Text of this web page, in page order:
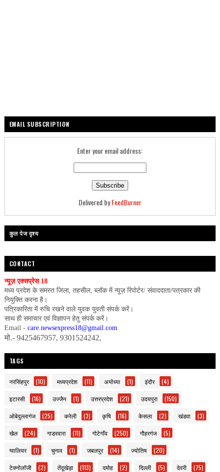
EMAIL SUBSCRIPTION
Enter your email address:
Delivered byFeedBurner
कुल पेज दृश्य
CONTACT
न्यूज़ एक्सप्रेस 18
मध्य प्रदेश के समस्त जिला, तहसील, ब्लॉक में न्यूज़ रिपोर्टर/ संवाददाता/पत्रकार की
नियुक्ति करना है।
पत्रिकारिता में रुचि रखने वाले युवक युवती संपर्क करें।
साथ ही समाचार एवं विज्ञापन हेतु संपर्क करें।
Email - care.newsexpress18@gmail.com
मो.- 9425467957, 9301524242,
TAGS
नरसिंहपुर (10) मध्यप्रदेश (11) अयोध्या (1) इंदौर (4)
इटारसी (16) उज्जैन (1) उत्तरप्रदेश (21) उदयपुरा (150)
ओबेदुल्लागंज (25) करेली (3) कृषि (16) केसला (2) खंडवा (3)
खेल (24) गाडरवारा (11) गोटेगाँव (250) गौहरगंज (5)
ग्वालियर (1) चुनाव (1) जबलपुर (14) ज्योतिष (20)
टेक्नोलॉजी (2) तेंदूखेड़ा (113) दमोह (2) दिल्ली (5) देवरी (75)